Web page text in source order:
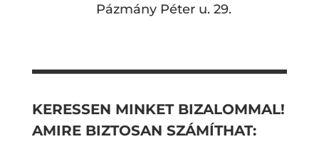
Pázmány Péter u. 29.
KERESSEN MINKET BIZALOMMAL!
AMIRE BIZTOSAN SZÁMÍTHAT: